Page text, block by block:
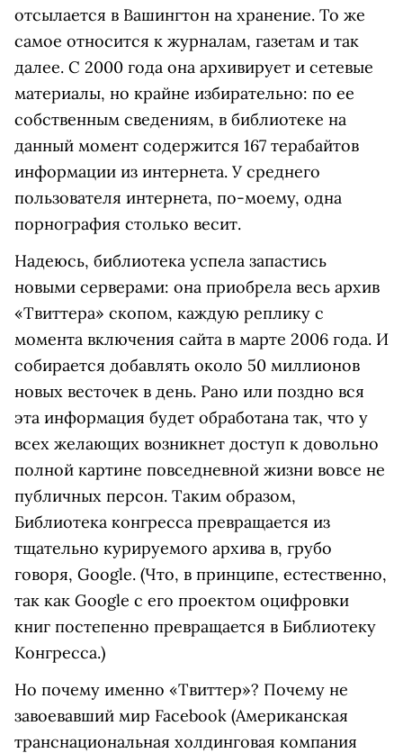
отсылается в Вашингтон на хранение. То же
самое относится к журналам, газетам и так
далее. С 2000 года она архивирует и сетевые
материалы, но крайне избирательно: по ее
собственным сведениям, в библиотеке на
данный момент содержится 167 терабайтов
информации из интернета. У среднего
пользователя интернета, по-моему, одна
порнография столько весит.
Надеюсь, библиотека успела запастись
новыми серверами: она приобрела весь архив
«Твиттера» скопом, каждую реплику с
момента включения сайта в марте 2006 года. И
собирается добавлять около 50 миллионов
новых весточек в день. Рано или поздно вся
эта информация будет обработана так, что у
всех желающих возникнет доступ к довольно
полной картине повседневной жизни вовсе не
публичных персон. Таким образом,
Библиотека конгресса превращается из
тщательно курируемого архива в, грубо
говоря, Google. (Что, в принципе, естественно,
так как Google с его проектом оцифровки
книг постепенно превращается в Библиотеку
Конгресса.)
Но почему именно «Твиттер»? Почему не
завоевавший мир Facebook (Американская
транснациональная холдинговая компания